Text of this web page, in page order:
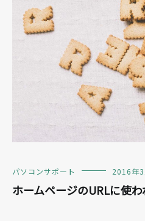
パソコンサポート 2016年
ホームページのURLに使